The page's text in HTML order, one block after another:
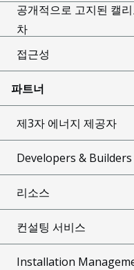
공개적으로 고지된 캘
차
접근성
파트너
제3자 에너지 제공자
Developers & Builders
리소스
컨설팅 서비스
Installation